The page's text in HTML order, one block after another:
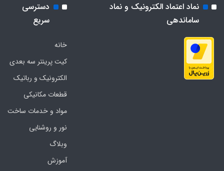
نماد اعتماد الکترونیک و نماد
ساماندهی
دسترسی
سریع
خانه
کیت پرینتر سه بعدی
الکترونیک و رباتیک
قطعات مکانیکی
مواد و خدمات ساخت
نور و روشنایی
وبلاگ
آموزش